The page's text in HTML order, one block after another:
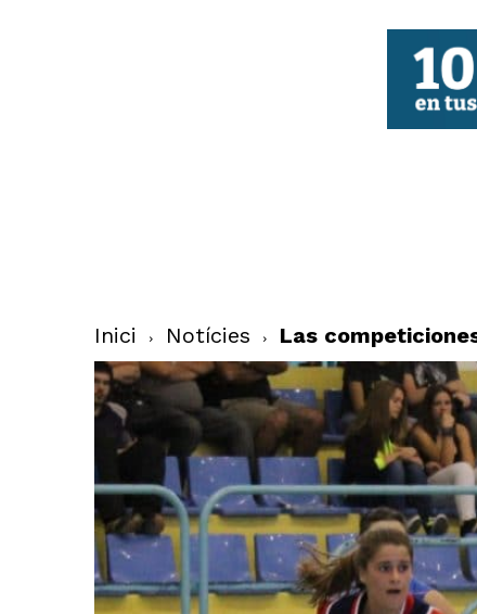
Inici Notícies Las